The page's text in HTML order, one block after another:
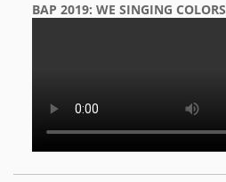
BAP 2019: WE SINGING COLORS